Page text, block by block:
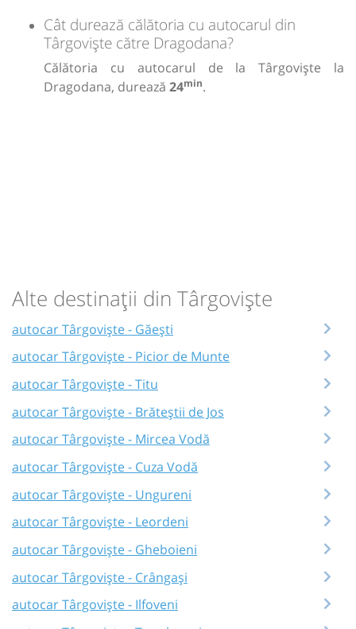
Cât durează călătoria cu autocarul din
Târgoviște către Dragodana?
Călătoria cu autocarul de la Târgoviște la
Dragodana, durează 24min.
Alte destinații din Târgoviște
autocar Târgoviște - Găești
autocar Târgoviște - Picior de Munte
autocar Târgoviște - Titu
autocar Târgoviște - Brăteștii de Jos
autocar Târgoviște - Mircea Vodă
autocar Târgoviște - Cuza Vodă
autocar Târgoviște - Ungureni
autocar Târgoviște - Leordeni
autocar Târgoviște - Gheboieni
autocar Târgoviște - Crângași
autocar Târgoviște - Ilfoveni